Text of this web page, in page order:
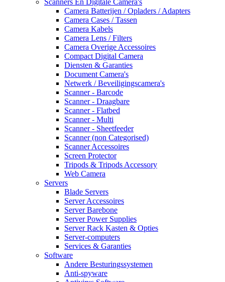
Camera Batterijen / Opladers / Adapters
Camera Cases / Tassen
Camera Kabels
Camera Lens / Filters
Camera Overige Accessoires
Compact Digital Camera
Diensten & Garanties
Document Camera's
Netwerk / Beveiligingscamera's
Scanner - Barcode
Scanner - Draagbare
Scanner - Flatbed
Scanner - Multi
Scanner - Sheetfeeder
Scanner (non Categorised)
Scanner Accessoires
Screen Protector
Tripods & Tripods Accessory
Web Camera
Servers
Blade Servers
Server Accessoires
Server Barebone
Server Power Supplies
Server Rack Kasten & Opties
Server-computers
Services & Garanties
Software
Andere Besturingssystemen
Anti-spyware